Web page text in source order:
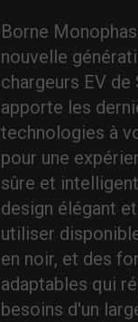
Borne
nouvelle
chargeurs EV de
apporte les
technologies à
pour une
sûre et
design élégant
utiliser
en noir, et des
adaptables qui
besoins d'un